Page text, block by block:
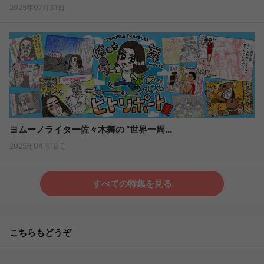
2025年07月31日
ヨムーノライター佐々木舞の “世界一周...
2025年04月18日
すべての特集を見る
こちらもどうぞ